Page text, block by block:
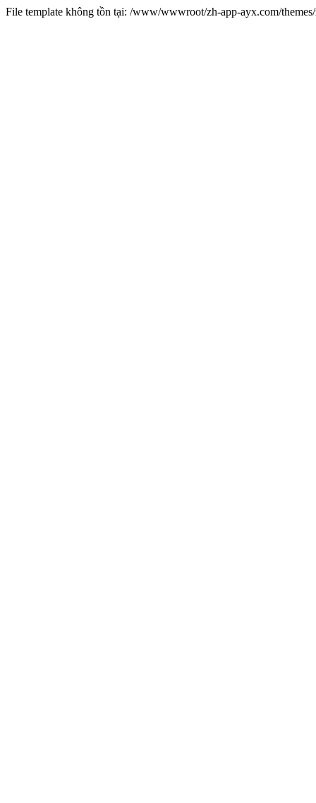
File template không tồn tại: /www/wwwroot/zh-app-ayx.com/